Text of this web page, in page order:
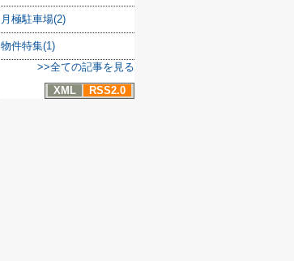
月極駐車場(2)
物件特集(1)
>>全ての記事を見る
XML
RSS2.0